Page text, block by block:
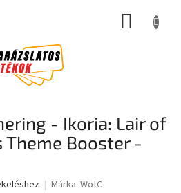
KOSÁR
- Ikoria: Lair of
Booster -
Márka: WotC